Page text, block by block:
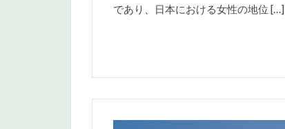
であり、日本における女性の地位 […]